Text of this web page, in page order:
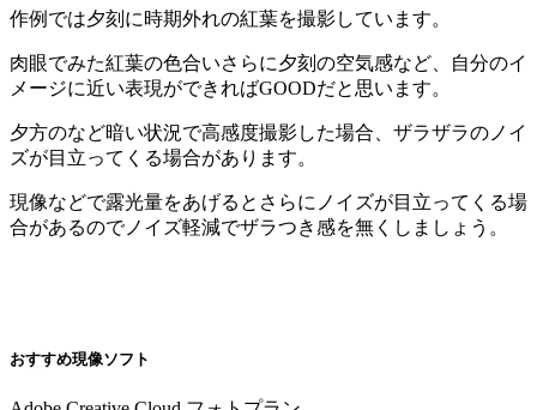
作例では夕刻に時期外れの紅葉を撮影しています。
肉眼でみた紅葉の色合いさらに夕刻の空気感など、自分のイ
メージに近い表現ができればGOODだと思います。
夕方のなど暗い状況で高感度撮影した場合、ザラザラのノイ
ズが目立ってくる場合があります。
現像などで露光量をあげるとさらにノイズが目立ってくる場
合があるのでノイズ軽減でザラつき感を無くしましょう。
おすすめ現像ソフト